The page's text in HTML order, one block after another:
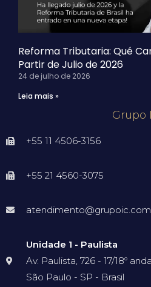
Grupo
+55 11 4506-3156
+55 21 4560-3075
Unidade 1 - Paulista
Av. Paulista, 726 - 17/18º
São Paulo - SP - Brasil
Reforma Tributaria: Qué
Partir de Julio de 2026
24 de julho de 2026
Leia mais »